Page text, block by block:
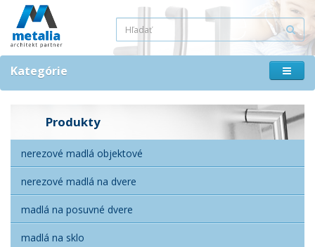
Kategórie
Produkty
nerezové madlá objektové
nerezové madlá na dvere
madlá na posuvné dvere
madlá na sklo